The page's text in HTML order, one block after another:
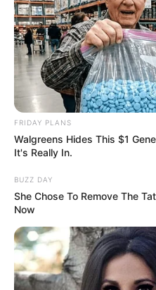
Minuten backen.
Stäbchenprobe
haften, ist die
Danach
3. Füllen
Beide Hälften
FRIDAY PLANS
Walgreens Hides This $1
It's Really In.
BUZZ DAY
She Chose To Remove The
Now